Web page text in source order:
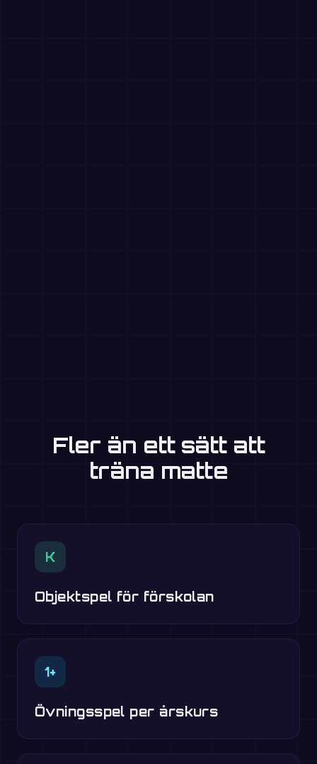
Fler än ett sätt att
träna matte
K
Objektspel för förskolan
1+
Övningsspel per årskurs